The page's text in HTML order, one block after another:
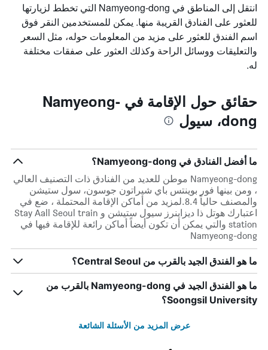
انتقل إلى المناطق في Namyeong-dong التي تخطط لزيارتها
للعثور على الفنادق القريبة منها. يمكن للمستخدمين النقر فوق
اسم الفندق للعثور على مزيد من المعلومات حوله، مثل السعر
والتعليقات ووسائل الراحة وكذلك العثور على صفقات مختلفة
له.
حقائق حول الإقامة في Namyeong-
dong، سيول
ما أفضل الفنادق في Namyeong-dong؟
Namyeong-dong موطن للعديد من الفنادق ذات التصنيف العالي
، ومن بينها فور بوينتس باي شيراتون جوسون، سول ستيشن
والمصنف حالياً 8.4.لمزيد من أماكن الإقامة المحتملة ، ضع في
اعتبارك هوتل ذا ديزاينرز سيول ستيشن و Stay Aall Seoul train
station والتي يمكن أن تكون أيضاً أماكن رائعة للإقامة فيها في
Namyeong-dong
ما هو الفندق الجيد بالقرب من Central Seoul؟
ما هو الفندق الجيد في Namyeong-dong بالقرب من
Soongsil University؟
عرض المزيد من الأسئلة الشائعة